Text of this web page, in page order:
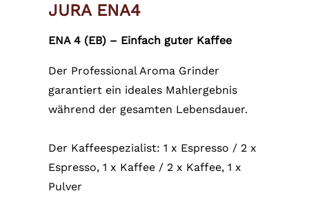
JURA ENA4
ENA 4 (EB) – Einfach guter Kaffee
Der Professional Aroma Grinder
garantiert ein ideales Mahlergebnis
während der gesamten Lebensdauer.
Der Kaffeespezialist: 1 x Espresso / 2 x
Espresso, 1 x Kaffee / 2 x Kaffee, 1 x
Pulver